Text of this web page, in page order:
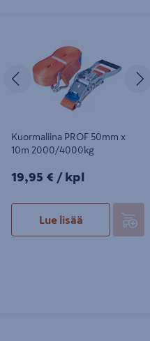
Edellinen
Kuormaliina PROF 50mm x
10m 2000/4000kg
19,95€/kpl
19,95 € / kpl
Lue lisää